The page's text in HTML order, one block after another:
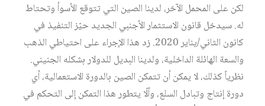
لكن على المحمل الآخر، لدينا الصين التي تتوقع الأسوأ وتحتاط
له. سيدخل قانون الاستثمار الأجنبي الجديد حيّز التنفيذ في
كانون الثاني/يناير 2020. زد هذا الإجراء على احتياطي الذهب
والسعة الهائلة الداخلية، ولدينا البديل للدولار بشكله الجنيني.
نظرياً كذلك، لا يمكن أن تتمكن الصين بالدورة الاستعمالية، أي
دورة إنتاج وتبادل السلع، وألّا يتطور هذا التمكن إلى التحكم في